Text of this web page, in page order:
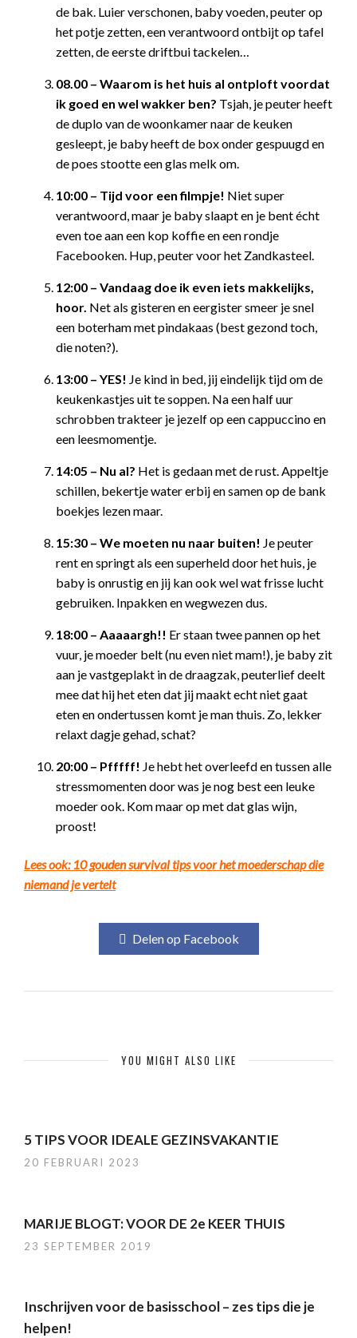
de bak. Luier verschonen, baby voeden, peuter op
het potje zetten, een verantwoord ontbijt op tafel
zetten, de eerste driftbui tackelen…
08.00 – Waarom is het huis al ontploft voordat
ik goed en wel wakker ben? Tsjah, je peuter heeft
de duplo van de woonkamer naar de keuken
gesleept, je baby heeft de box onder gespuugd en
de poes stootte een glas melk om.
10:00 – Tijd voor een filmpje! Niet super
verantwoord, maar je baby slaapt en je bent écht
even toe aan een kop koffie en een rondje
Facebooken. Hup, peuter voor het Zandkasteel.
12:00 – Vandaag doe ik even iets makkelijks,
hoor. Net als gisteren en eergister smeer je snel
een boterham met pindakaas (best gezond toch,
die noten?).
13:00 – YES! Je kind in bed, jij eindelijk tijd om de
keukenkastjes uit te soppen. Na een half uur
schrobben trakteer je jezelf op een cappuccino en
een leesmomentje.
14:05 – Nu al? Het is gedaan met de rust. Appeltje
schillen, bekertje water erbij en samen op de bank
boekjes lezen maar.
15:30 – We moeten nu naar buiten! Je peuter
rent en springt als een superheld door het huis, je
baby is onrustig en jij kan ook wel wat frisse lucht
gebruiken. Inpakken en wegwezen dus.
18:00 – Aaaaargh!! Er staan twee pannen op het
vuur, je moeder belt (nu even niet mam!), je baby zit
aan je vastgeplakt in de draagzak, peuterlief deelt
mee dat hij het eten dat jij maakt echt niet gaat
eten en ondertussen komt je man thuis. Zo, lekker
relaxt dagje gehad, schat?
20:00 – Pfffff! Je hebt het overleefd en tussen alle
stressmomenten door was je nog best een leuke
moeder ook. Kom maar op met dat glas wijn,
proost!
Lees ook: 10 gouden survival tips voor het moederschap die
niemand je vertelt
Delen op Facebook
YOU MIGHT ALSO LIKE
5 TIPS VOOR IDEALE GEZINSVAKANTIE
20 FEBRUARI 2023
MARIJE BLOGT: VOOR DE 2e KEER THUIS
23 SEPTEMBER 2019
Inschrijven voor de basisschool – zes tips die je
helpen!